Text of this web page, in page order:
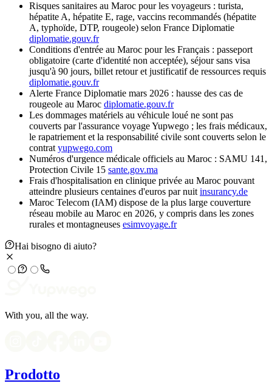
Risques sanitaires au Maroc pour les voyageurs : turista,
hépatite A, hépatite E, rage, vaccins recommandés (hépatite
A, typhoïde, DTP, rougeole) selon France Diplomatie
diplomatie.gouv.fr
Conditions d'entrée au Maroc pour les Français : passeport
obligatoire (carte d'identité non acceptée), séjour sans visa
jusqu'à 90 jours, billet retour et justificatif de ressources requis
diplomatie.gouv.fr
Alerte France Diplomatie mars 2026 : hausse des cas de
rougeole au Maroc diplomatie.gouv.fr
Les dommages matériels au véhicule loué ne sont pas
couverts par l'assurance voyage Yupwego ; les frais médicaux,
le rapatriement et la responsabilité civile sont couverts selon le
contrat yupwego.com
Numéros d'urgence médicale officiels au Maroc : SAMU 141,
Protection Civile 15 sante.gov.ma
Frais d'hospitalisation en clinique privée au Maroc pouvant
atteindre plusieurs centaines d'euros par nuit insurancy.de
Maroc Telecom (IAM) dispose de la plus large couverture
réseau mobile au Maroc en 2026, y compris dans les zones
rurales et montagneuses esimvoyage.fr
Hai bisogno di aiuto?
With you, all the way.
Prodotto